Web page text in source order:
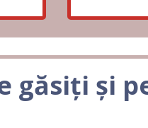
găsiți și